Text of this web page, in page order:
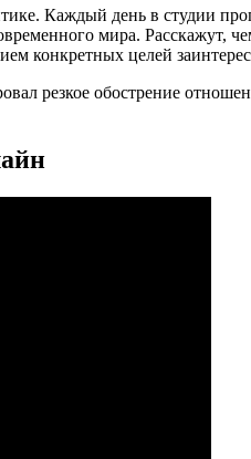
Каждый день в студии
мира. Расскажут,
конкретных целей
резкое обострение